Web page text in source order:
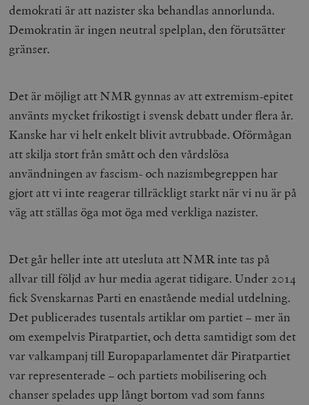
demokrati är att nazister ska behandlas annorlunda.
Demokratin är ingen neutral spelplan, den förutsätter
gränser.
Det är möjligt att NMR gynnas av att extremism-epitet
använts mycket frikostigt i svensk debatt under flera år.
Kanske har vi helt enkelt blivit avtrubbade. Oförmågan
att skilja stort från smått och den vårdslösa
användningen av fascism- och nazismbegreppen har
gjort att vi inte reagerar tillräckligt starkt när vi nu är på
väg att ställas öga mot öga med verkliga nazister.
Det går heller inte att utesluta att NMR inte tas på
allvar till följd av hur media agerat tidigare. Under 2014
fick Svenskarnas Parti en enastående medial utdelning.
Det publicerades tusentals artiklar om partiet – mer än
om exempelvis Piratpartiet, och detta samtidigt som det
var valkampanj till Europaparlamentet där Piratpartiet
var representerade – och partiets mobilisering och
chanser spelades upp långt bortom vad som fanns